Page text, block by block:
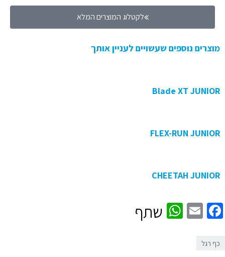
לקטלוג המוצרים המלא
מוצרים נוספים שעשויים לעניין אותך
Blade XT JUNIOR
FLEX-RUN JUNIOR
CHEETAH JUNIOR
Facebook
Email
WhatsApp
שתף
כף רגל